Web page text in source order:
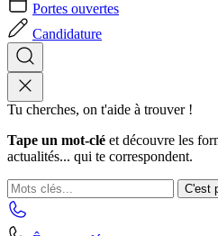
Portes ouvertes
Candidature
Tu cherches, on t'aide à trouver !
Tape un mot-clé et découvre les
actualités... qui te correspondent.
C'est